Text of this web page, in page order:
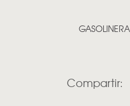
Compartir: